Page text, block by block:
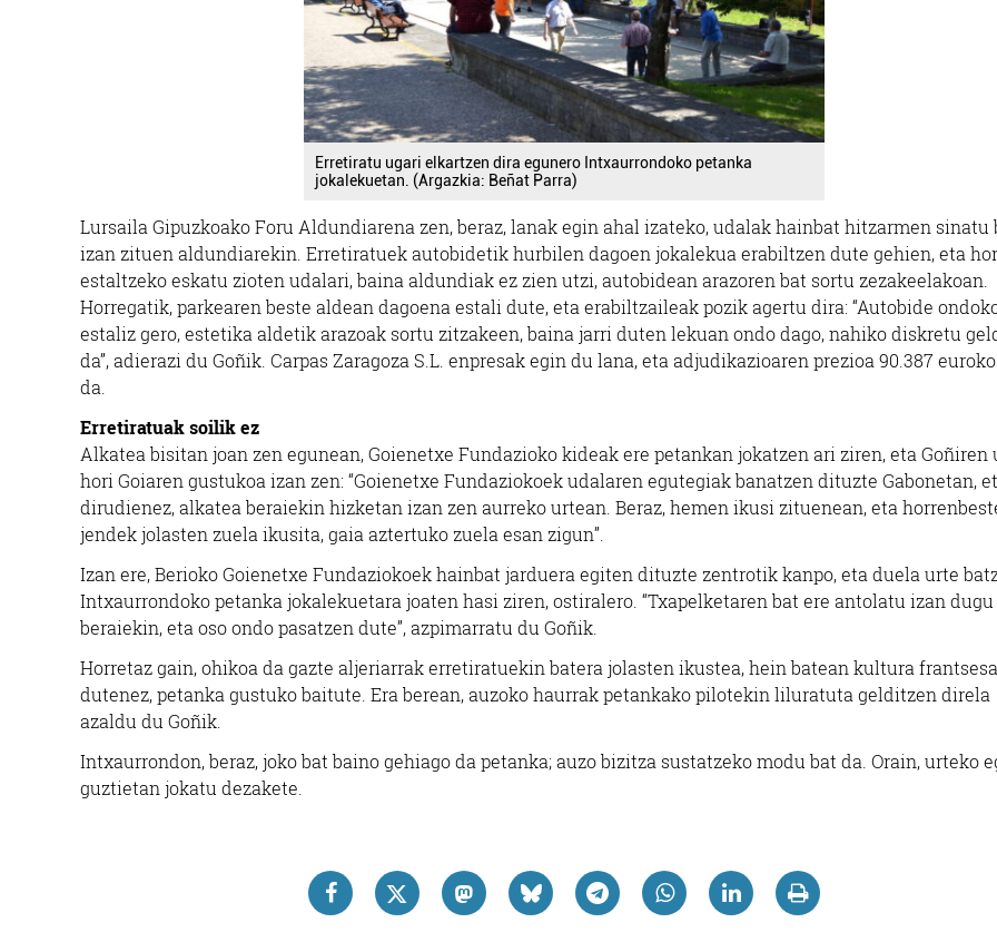
Erretiratu ugari elkartzen dira egunero Intxaurrondoko petanka
jokalekuetan. (Argazkia: Beñat Parra)
Lursaila Gipuzkoako Foru Aldundiarena zen, beraz, lanak egin ahal izateko, udalak hainbat hitzarmen sinatu
izan zituen aldundiarekin. Erretiratuek autobidetik hurbilen dagoen jokalekua erabiltzen dute gehien, eta
estaltzeko eskatu zioten udalari, baina aldundiak ez zien utzi, autobidean arazoren bat sortu zezakeelakoan.
Horregatik, parkearen beste aldean dagoena estali dute, eta erabiltzaileak pozik agertu dira: “Autobide
estaliz gero, estetika aldetik arazoak sortu zitzakeen, baina jarri duten lekuan ondo dago, nahiko diskretu
da”, adierazi du Goñik. Carpas Zaragoza S.L. enpresak egin du lana, eta adjudikazioaren prezioa 90.387
da.
Erretiratuak soilik ez
Alkatea bisitan joan zen egunean, Goienetxe Fundazioko kideak ere petankan jokatzen ari ziren, eta Goñiren
hori Goiaren gustukoa izan zen: “Goienetxe Fundaziokoek udalaren egutegiak banatzen dituzte Gabonetan,
dirudienez, alkatea beraiekin hizketan izan zen aurreko urtean. Beraz, hemen ikusi zituenean, eta
jendek jolasten zuela ikusita, gaia aztertuko zuela esan zigun”.
Izan ere, Berioko Goienetxe Fundaziokoek hainbat jarduera egiten dituzte zentrotik kanpo, eta duela urte
Intxaurrondoko petanka jokalekuetara joaten hasi ziren, ostiralero. “Txapelketaren bat ere antolatu izan dugu
beraiekin, eta oso ondo pasatzen dute”, azpimarratu du Goñik.
Horretaz gain, ohikoa da gazte aljeriarrak erretiratuekin batera jolasten ikustea, hein batean kultura frantsesa
dutenez, petanka gustuko baitute. Era berean, auzoko haurrak petankako pilotekin liluratuta gelditzen direla
azaldu du Goñik.
Intxaurrondon, beraz, joko bat baino gehiago da petanka; auzo bizitza sustatzeko modu bat da. Orain, urteko
guztietan jokatu dezakete.